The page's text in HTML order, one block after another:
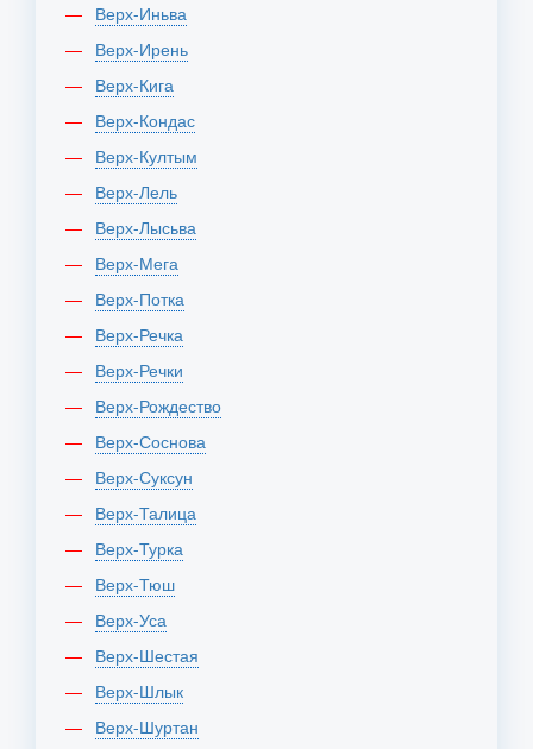
Верх-Иньва
Верх-Ирень
Верх-Кига
Верх-Кондас
Верх-Култым
Верх-Лель
Верх-Лысьва
Верх-Мега
Верх-Потка
Верх-Речка
Верх-Речки
Верх-Рождество
Верх-Соснова
Верх-Суксун
Верх-Талица
Верх-Турка
Верх-Тюш
Верх-Уса
Верх-Шестая
Верх-Шлык
Верх-Шуртан